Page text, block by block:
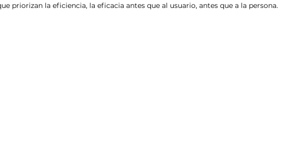
priorizan la eficiencia, la eficacia antes que al usuario, antes que a la persona.